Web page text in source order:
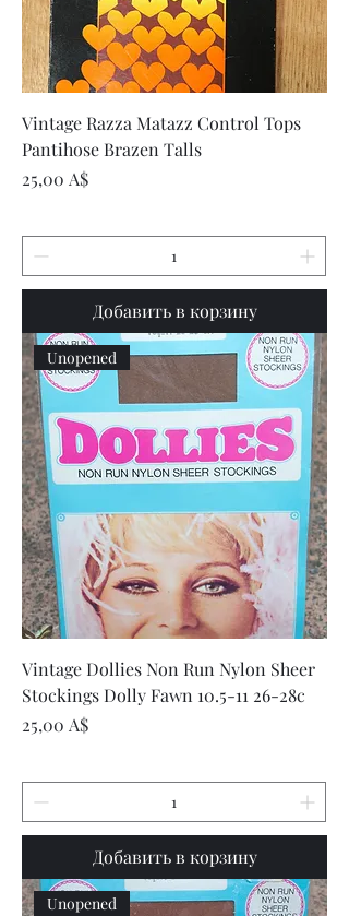
Vintage Razza Matazz Control Tops
Pantihose Brazen Talls
Цена
25,00 A$
Добавить в корзину
Unopened
Vintage Dollies Non Run Nylon Sheer
Stockings Dolly Fawn 10.5-11 26-28c
Цена
25,00 A$
Добавить в корзину
Unopened